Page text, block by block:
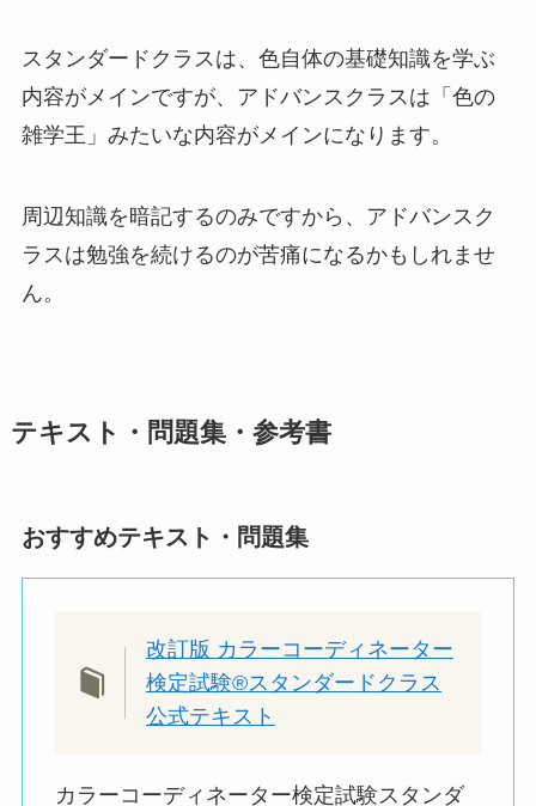
スタンダードクラスは、色自体の基礎知識を学ぶ
内容がメインですが、アドバンスクラスは「色の
雑学王」みたいな内容がメインになります。
周辺知識を暗記するのみですから、アドバンスク
ラスは勉強を続けるのが苦痛になるかもしれませ
ん。
テキスト・問題集・参考書
おすすめテキスト・問題集
改訂版 カラーコーディネーター
検定試験®スタンダードクラス
公式テキスト
カラーコーディネーター検定試験スタンダ